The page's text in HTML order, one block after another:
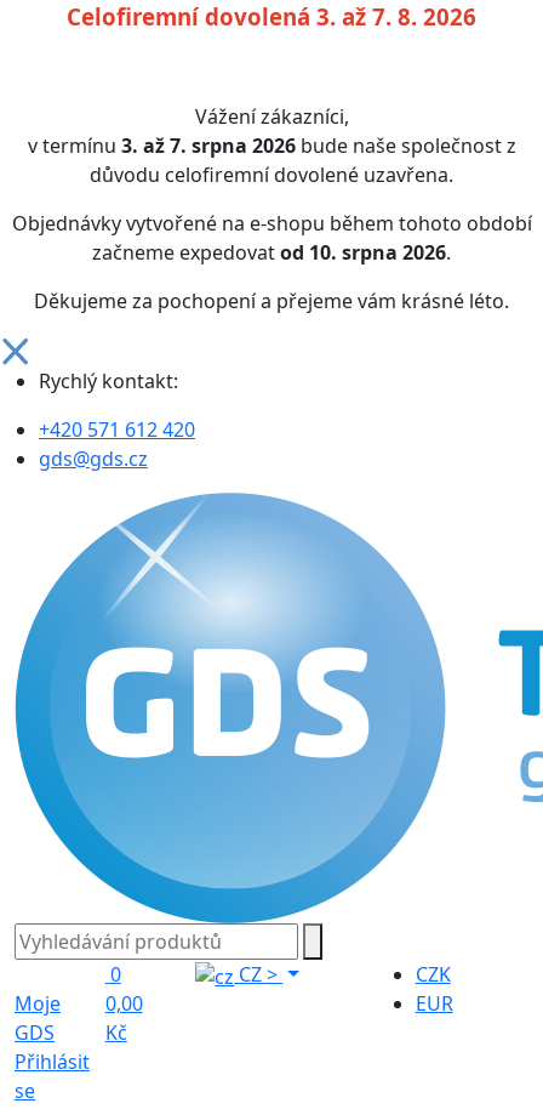
Celofiremní dovolená 3. až 7. 8. 2026
Vážení zákazníci,
v termínu 3. až 7. srpna 2026bude naše společnost z
důvodu celofiremní dovolené uzavřena.
Objednávky vytvořené na e-shopu během tohoto období
začneme expedovatod 10. srpna 2026.
Děkujeme za pochopení a přejeme vám krásné léto.
Rychlý kontakt:
+420 571 612 420
gds@gds.cz
Moje
GDS
Přihlásit
se
0
0,00
Kč
CZ>
CZK
EUR